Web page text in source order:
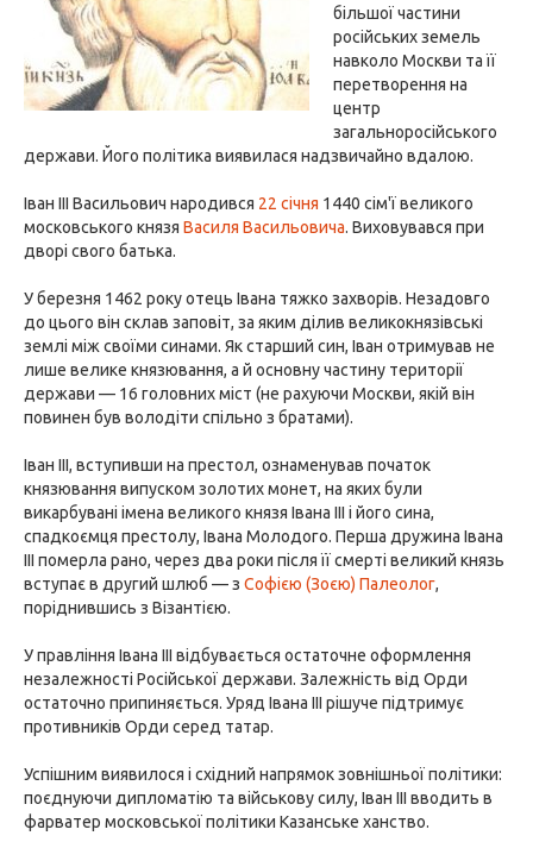
більшої частини
російських земель
навколо Москви та її
перетворення на
центр
загальноросійського
держави. Його політика виявилася надзвичайно вдалою.
Іван III Васильович народився 22 січня 1440 сім'ї великого
московського князя Василя Васильовича. Виховувався при
дворі свого батька.
У березня 1462 року отець Івана тяжко захворів. Незадовго
до цього він склав заповіт, за яким ділив великокнязівські
землі між своїми синами. Як старший син, Іван отримував не
лише велике князювання, а й основну частину території
держави — 16 головних міст (не рахуючи Москви, якій він
повинен був володіти спільно з братами).
Іван III, вступивши на престол, ознаменував початок
князювання випуском золотих монет, на яких були
викарбувані імена великого князя Івана III і його сина,
спадкоємця престолу, Івана Молодого. Перша дружина Івана
III померла рано, через два роки після її смерті великий князь
вступає в другий шлюб — з Софією (Зоєю) Палеолог,
поріднившись з Візантією.
У правління Івана III відбувається остаточне оформлення
незалежності Російської держави. Залежність від Орди
остаточно припиняється. Уряд Івана III рішуче підтримує
противників Орди серед татар.
Успішним виявилося і східний напрямок зовнішньої політики:
поєднуючи дипломатію та військову силу, Іван III вводить в
фарватер московської політики Казанське ханство.